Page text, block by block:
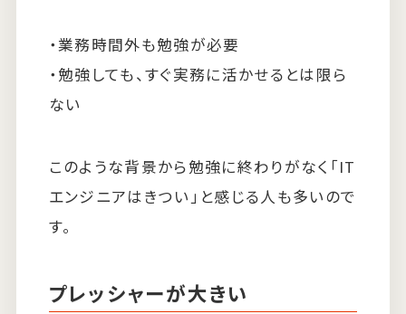
・業務時間外も勉強が必要
・勉強しても、すぐ実務に活かせるとは限ら
ない
このような背景から勉強に終わりがなく「IT
エンジニアはきつい」と感じる人も多いので
す。
プレッシャーが大きい